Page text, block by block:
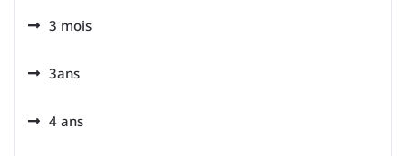
3 mois
3ans
4 ans